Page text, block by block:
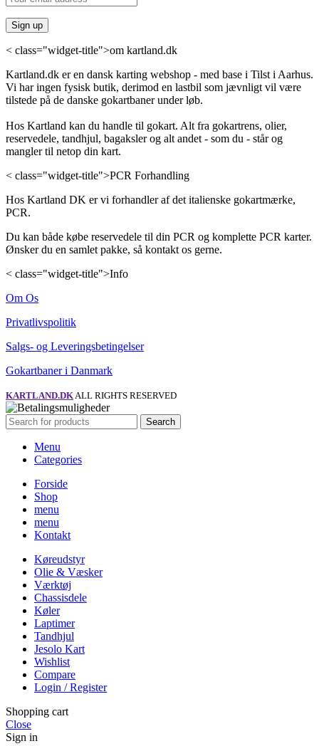
< class="widget-title">om kartland.dk
Kartland.dk er en dansk karting webshop - med base i Tilst i Aarhus.
Vi har ingen fysisk butik, derimod en lastbil som jævnligt vil være
tilstede på de danske gokartbaner under løb.
Hos Kartland kan du handle til gokart. Alt fra gokartrens, olier,
reservedele, tandhjul, bagaksler og alt andet - som du - står og
mangler til netop din kart.
< class="widget-title">PCR Forhandling
Hos Kartland DK er vi forhandler af det italienske gokartmærke,
PCR.
Du kan både købe reservedele til din PCR og komplette PCR karter.
Ønsker du en samlet pakke, så kontakt os gerne.
< class="widget-title">Info
Om Os
Privatlivspolitik
Salgs- og Leveringsbetingelser
Gokartbaner i Danmark
KARTLAND.DK ALL RIGHTS RESERVED
Search
Menu
Categories
Forside
Shop
menu
menu
Kontakt
Køreudstyr
Olie & Væsker
Værktøj
Chassisdele
Køler
Laptimer
Tandhjul
Jesolo Kart
Wishlist
Compare
Login / Register
Shopping cart
Close
Sign in